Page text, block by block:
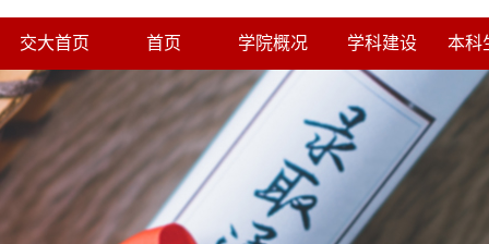
交大首页 首页 学院概况 学科建设 本科